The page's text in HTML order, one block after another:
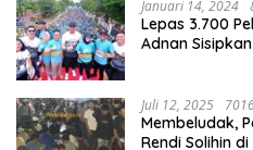
Januari 14, 2024
Lepas 3.700
Adnan
Juli 12, 2025
Membeludak,
Rendi Solihin